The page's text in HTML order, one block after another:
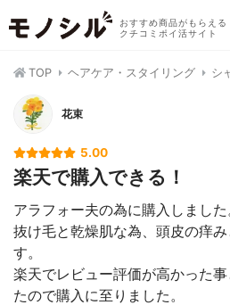
おすすめ商品がもらえる
クチコミポイ活サイト
TOP ヘアケア・スタイリング シ
花束
5.00
楽天で購入できる！
アラフォー夫の為に購入しました
抜け毛と乾燥肌な為、頭皮の痒
す。
楽天でレビュー評価が高かった
たので購入に至りました。